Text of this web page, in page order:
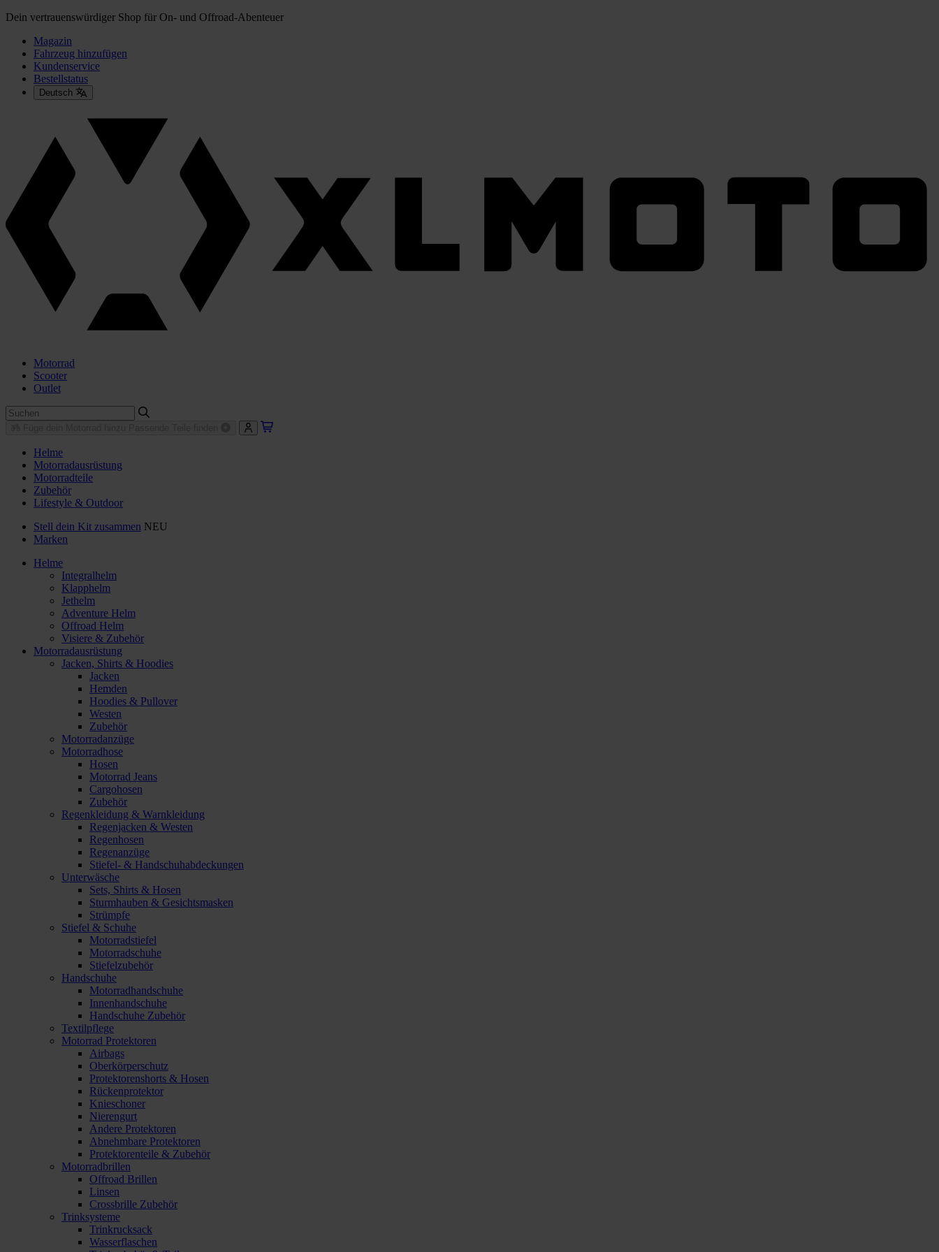
Dein vertrauenswürdiger Shop für On- und Offroad-Abenteuer
Magazin
Fahrzeug hinzufügen
Kundenservice
Bestellstatus
Deutsch
Motorrad
Scooter
Outlet
Helme
Motorradausrüstung
Motorradteile
Zubehör
Lifestyle & Outdoor
Stell dein Kit zusammen NEU
Marken
Helme
Integralhelm
Klapphelm
Jethelm
Adventure Helm
Offroad Helm
Visiere & Zubehör
Motorradausrüstung
Jacken, Shirts & Hoodies
Jacken
Hemden
Hoodies & Pullover
Westen
Zubehör
Motorradanzüge
Motorradhose
Hosen
Motorrad Jeans
Cargohosen
Zubehör
Regenkleidung & Warnkleidung
Regenjacken & Westen
Regenhosen
Regenanzüge
Stiefel- & Handschuhabdeckungen
Unterwäsche
Sets, Shirts & Hosen
Sturmhauben & Gesichtsmasken
Strümpfe
Stiefel & Schuhe
Motorradstiefel
Motorradschuhe
Stiefelzubehör
Handschuhe
Motorradhandschuhe
Innenhandschuhe
Handschuhe Zubehör
Textilpflege
Motorrad Protektoren
Airbags
Oberkörperschutz
Protektorenshorts & Hosen
Rückenprotektor
Knieschoner
Nierengurt
Andere Protektoren
Abnehmbare Protektoren
Protektorenteile & Zubehör
Motorradbrillen
Offroad Brillen
Linsen
Crossbrille Zubehör
Trinksysteme
Trinkrucksack
Wasserflaschen